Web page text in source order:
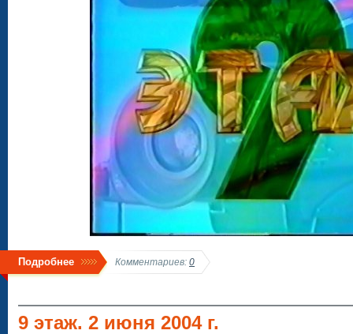
Подробнее Комментариев: 0
9 этаж. 2 июня 2004 г.